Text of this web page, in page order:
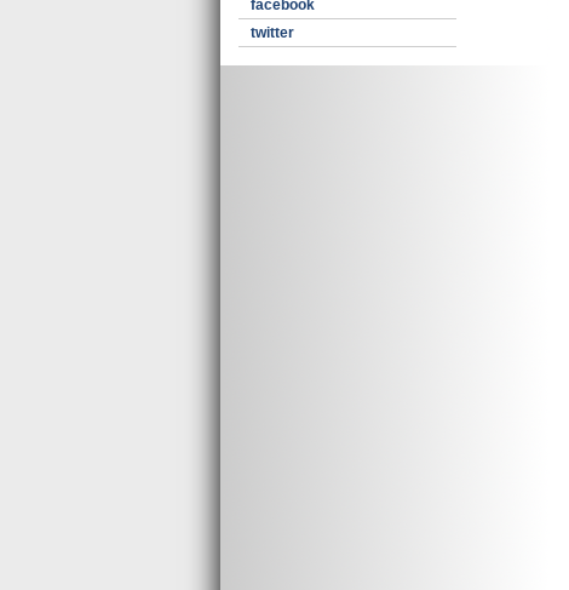
facebook
twitter